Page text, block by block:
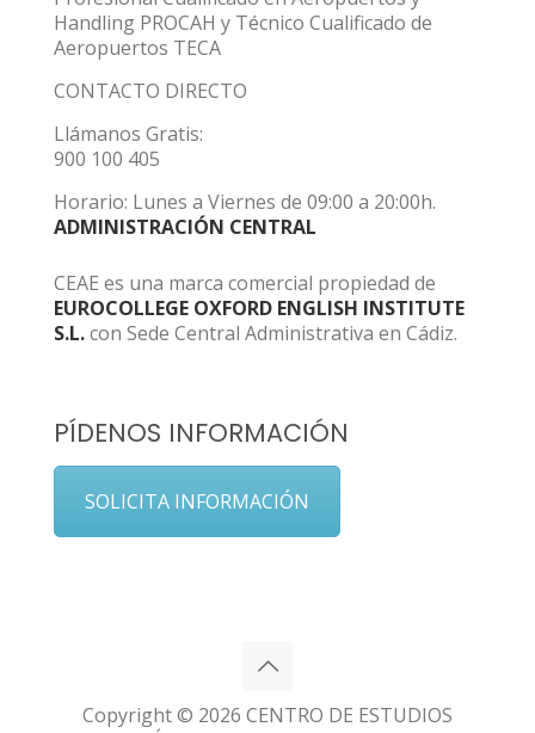
Handling PROCAH y Técnico Cualificado de
Aeropuertos TECA
CONTACTO DIRECTO
Llámanos Gratis:
900 100 405
Horario: Lunes a Viernes de 09:00 a 20:00h.
ADMINISTRACIÓN CENTRAL
CEAE es una marca comercial propiedad de
EUROCOLLEGE OXFORD ENGLISH INSTITUTE
S.L.con Sede Central Administrativa en Cádiz.
PÍDENOS INFORMACIÓN
SOLICITA INFORMACIÓN
Copyright © 2026 CENTRO DE ESTUDIOS